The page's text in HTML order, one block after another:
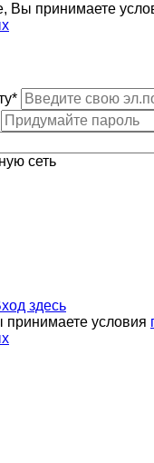
Вы принимаете
сеть
здесь
принимаете условия